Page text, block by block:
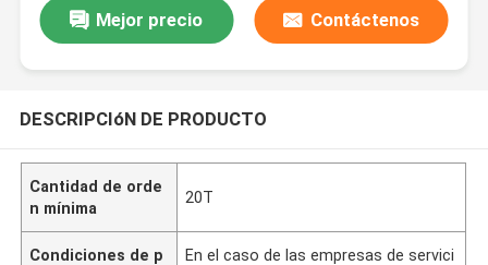
Mejor precio Contáctenos
DESCRIPCIóN DE PRODUCTO
Cantidad de orde
n mínima
20T
Condiciones de p
En el caso de las empresas de servici